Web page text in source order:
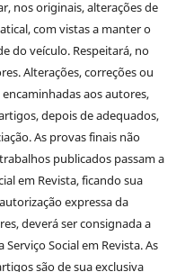
nos originais, alterações de
com vistas a manter o
do veículo. Respeitará, no
Alterações, correções ou
aos autores,
depois de adequados,
As provas finais não
publicados passam a
em Revista, ficando sua
expressa da
deverá ser consignada a
Social em Revista. As
são de sua exclusiva